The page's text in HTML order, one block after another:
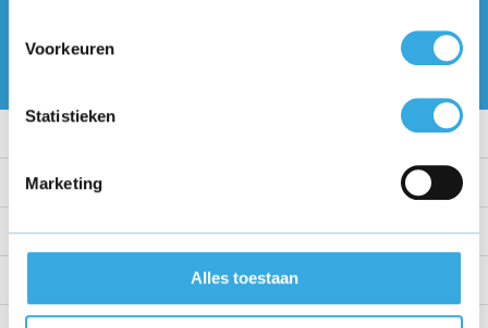
Voorkeuren
Statistieken
Marketing
Alles toestaan
Abonneer
Mijn account
Categorieën